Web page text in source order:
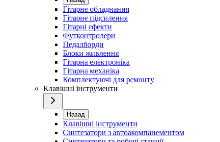
Гітарне обладнання
Гітарне підсилення
Гітарні ефекти
Футконтролери
Педалборди
Блоки живлення
Гітарна електроніка
Гітарна механіка
Комплектуючі для ремонту
Клавішні інструменти
Назад
Клавішні інструменти
Синтезатори з автоакомпанементом